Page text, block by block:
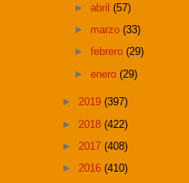
►abril(57)
► marzo(33)
►febrero(29)
►enero(29)
► 2019 (397)
► 2018 (422)
► 2017 (408)
► 2016 (410)